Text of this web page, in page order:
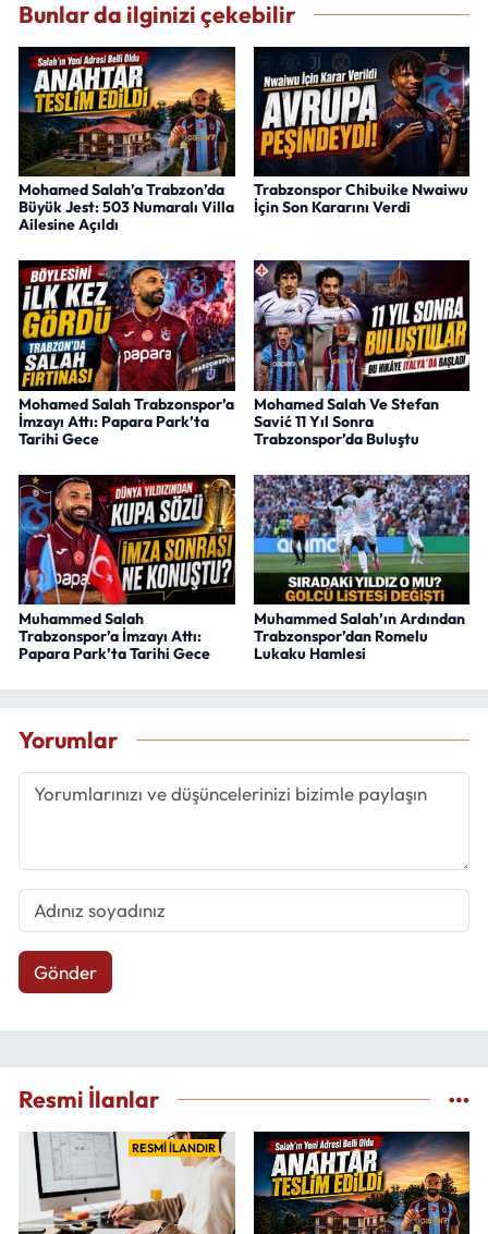
Bunlar da ilginizi çekebilir
Mohamed Salah’a Trabzon’da
Büyük Jest: 503 Numaralı Villa
Ailesine Açıldı
Trabzonspor Chibuike Nwaiwu
İçin Son Kararını Verdi
Mohamed Salah Trabzonspor’a
İmzayı Attı: Papara Park’ta
Tarihi Gece
Mohamed Salah Ve Stefan
Savić 11 Yıl Sonra
Trabzonspor’da Buluştu
Muhammed Salah
Trabzonspor’a İmzayı Attı:
Papara Park’ta Tarihi Gece
Muhammed Salah’ın Ardından
Trabzonspor’dan Romelu
Lukaku Hamlesi
Yorumlar
Gönder
Resmi İlanlar
RESMİ İLANDIR